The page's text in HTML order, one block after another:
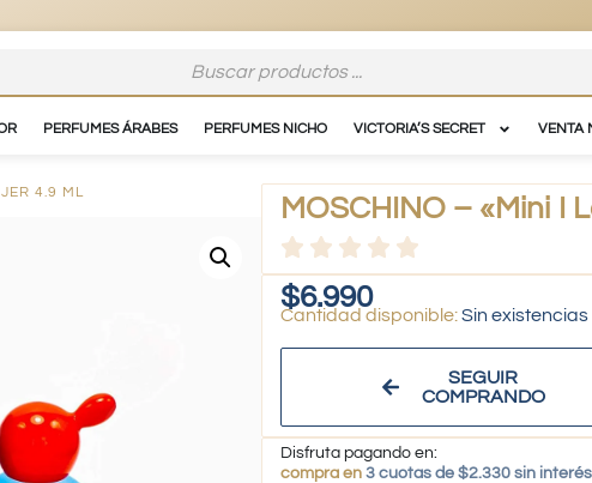
PERFUMES ÁRABES PERFUMES NICHO VICTORIA’S SECRET VENTA
4.9 ML
MOSCHINO – «Mini I
$6.990
Sin existencias
SEGUIR
COMPRANDO
Disfruta pagando en:
compra en 3 cuotas de $2.330 sin interés